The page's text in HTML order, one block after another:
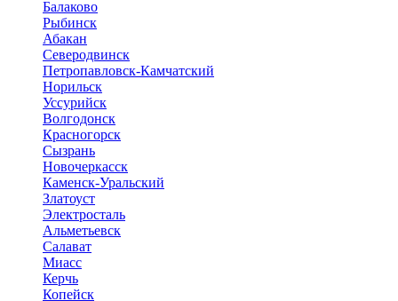
Балаково
Рыбинск
Абакан
Северодвинск
Петропавловск-Камчатский
Норильск
Уссурийск
Волгодонск
Красногорск
Сызрань
Новочеркасск
Каменск-Уральский
Златоуст
Электросталь
Альметьевск
Салават
Миасс
Керчь
Копейск